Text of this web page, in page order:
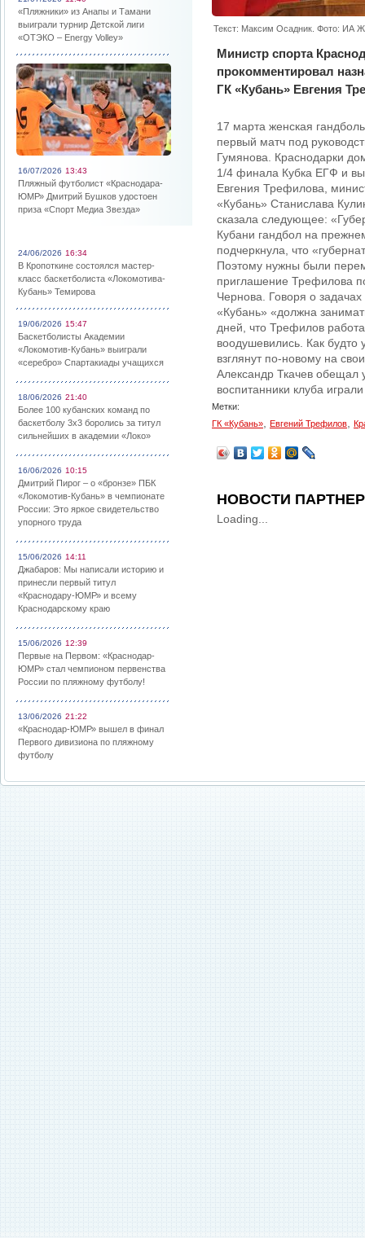
«Пляжники» из Анапы и Тамани
выиграли турнир Детской лиги
«ОТЭКО – Energy Volley»
16/07/2026 13:43
Пляжный футболист «Краснодара-
ЮМР» Дмитрий Бушков удостоен
приза «Спорт Медиа Звезда»
24/06/2026 16:34
В Кропоткине состоялся мастер-
класс баскетболиста «Локомотива-
Кубань» Темирова
19/06/2026 15:47
Баскетболисты Академии
«Локомотив-Кубань» выиграли
«серебро» Спартакиады учащихся
18/06/2026 21:40
Более 100 кубанских команд по
баскетболу 3х3 боролись за титул
сильнейших в академии «Локо»
16/06/2026 10:15
Дмитрий Пирог – о «бронзе» ПБК
«Локомотив-Кубань» в чемпионате
России: Это яркое свидетельство
упорного труда
15/06/2026 14:11
Джабаров: Мы написали историю и
принесли первый титул
«Краснодару-ЮМР» и всему
Краснодарскому краю
15/06/2026 12:39
Первые на Первом: «Краснодар-
ЮМР» стал чемпионом первенства
России по пляжному футболу!
13/06/2026 21:22
«Краснодар-ЮМР» вышел в финал
Первого дивизиона по пляжному
футболу
Текст: Максим Осадник. Фото: ИА
Министр спорта
прокомментировал
ГК «Кубань» Евгения
17 марта женская
первый матч под
Гумянова. Краснодарки
1/4 финала Кубка ЕГФ и
Евгения Трефилова,
«Кубань» Станислава
сказала следующее:
Кубани гандбол на
подчеркнула, что
Поэтому нужны были
приглашение Трефилова
Чернова. Говоря о
«Кубань» «должна
дней, что Трефилов
воодушевились. Как
взглянут по-новому на
Александр Ткачев обещал
воспитанники клуба
Метки:
ГК «Кубань»
Евгений Трефилов
НОВОСТИ
Loading...